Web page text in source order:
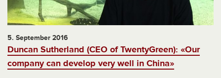
5. September 2016
Duncan Sutherland (CEO of TwentyGreen): «Our
company can develop very well in China»